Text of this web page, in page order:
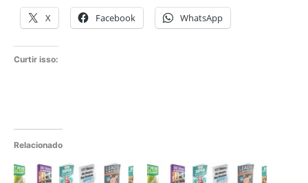
X Facebook WhatsApp
Curtir isso:
Relacionado